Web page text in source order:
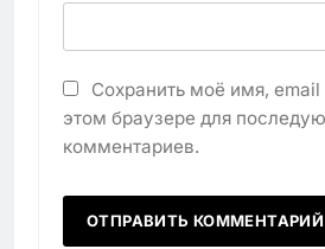
Сохранить моё имя, email
этом браузере для
комментариев.